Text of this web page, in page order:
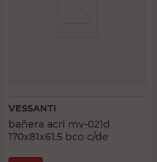
VESSANTI
bañera acri mv-021d
170x81x61.5 bco c/de